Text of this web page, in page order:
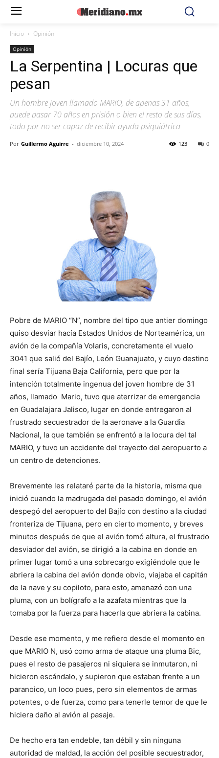
Inicio Opinión
Opinión
La Serpentina | Locuras que
pesan
Un hombre joven llamado MARIO, de apenas 31 años,
puede pasar 70 años en prisión o bien el resto de sus días,
todo por no ser capaz de recibir ayuda psiquiátrica
Por Guillermo Aguirre - diciembre 10, 2024 0
123
Pobre de MARIO “N”, nombre del tipo que antier domingo
quiso desviar hacía Estados Unidos de Norteamérica, un
avión de la compañía Volaris, concretamente el vuelo
3041 que salió del Bajío, León Guanajuato, y cuyo destino
final sería Tijuana Baja California, pero que por la
intención totalmente ingenua del joven hombre de 31
años, llamado Mario, tuvo que aterrizar de emergencia
en Guadalajara Jalisco, lugar en donde entregaron al
frustrado secuestrador de la aeronave a la Guardia
Nacional, la que también se enfrentó a la locura del tal
MARIO, y tuvo un accidente del trayecto del aeropuerto a
un centro de detenciones.
Brevemente les relataré parte de la historia, misma que
inició cuando la madrugada del pasado domingo, el avión
despegó del aeropuerto del Bajío con destino a la ciudad
fronteriza de Tijuana, pero en cierto momento, y breves
minutos después de que el avión tomó altura, el frustrado
desviador del avión, se dirigió a la cabina en donde en
primer lugar tomó a una sobrecargo exigiéndole que le
abriera la cabina del avión donde obvio, viajaba el capitán
de la nave y su copiloto, para esto, amenazó con una
pluma, con un bolígrafo a la azafata mientras que la
tomaba por la fuerza para hacerla que abriera la cabina.
Desde ese momento, y me refiero desde el momento en
que MARIO N, usó como arma de ataque una pluma Bic,
pues el resto de pasajeros ni siquiera se inmutaron, ni
hicieron escándalo, y supieron que estaban frente a un
paranoico, un loco pues, pero sin elementos de armas
potentes, o de fuerza, como para tenerle temor de que le
hiciera daño al avión al pasaje.
De hecho era tan endeble, tan débil y sin ninguna
autoridad de maldad, la acción del posible secuestrador,